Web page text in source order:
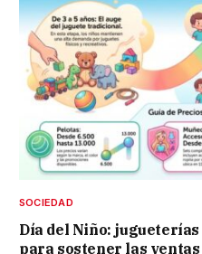
SOCIEDAD
Día del Niño:
para sostener las ventas